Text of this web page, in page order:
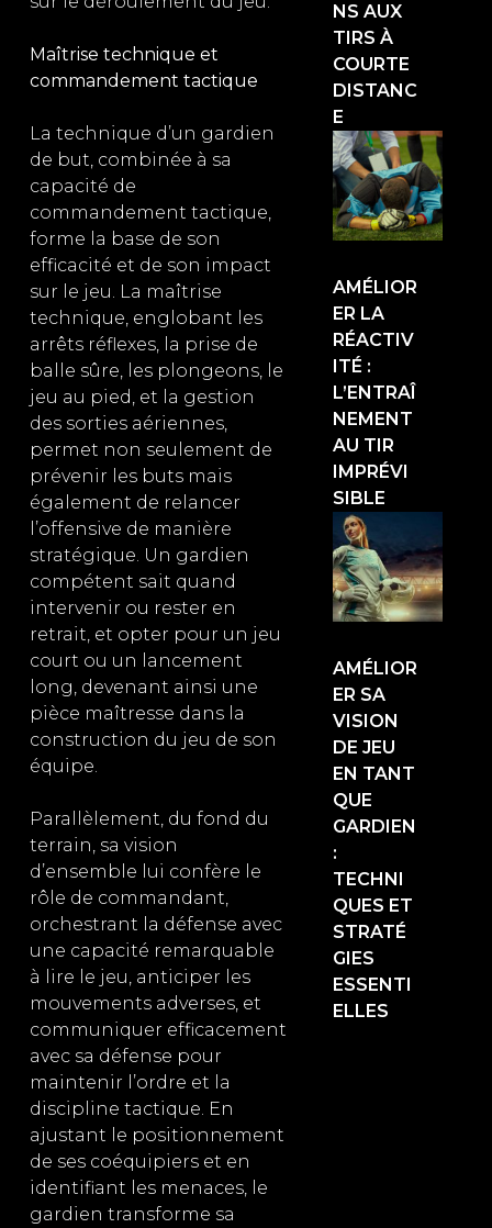
Maîtrise technique et
commandement tactique
La technique d’un gardien
de but, combinée à sa
capacité de
commandement tactique,
forme la base de son
efficacité et de son impact
sur le jeu. La maîtrise
technique, englobant les
arrêts réflexes, la prise de
balle sûre, les plongeons, le
jeu au pied, et la gestion
des sorties aériennes,
permet non seulement de
prévenir les buts mais
également de relancer
l’offensive de manière
stratégique. Un gardien
compétent sait quand
intervenir ou rester en
retrait, et opter pour un jeu
court ou un lancement
long, devenant ainsi une
pièce maîtresse dans la
construction du jeu de son
équipe.
Parallèlement, du fond du
terrain, sa vision
d’ensemble lui confère le
rôle de commandant,
orchestrant la défense avec
une capacité remarquable
à lire le jeu, anticiper les
mouvements adverses, et
communiquer efficacement
avec sa défense pour
maintenir l’ordre et la
discipline tactique. En
ajustant le positionnement
de ses coéquipiers et en
identifiant les menaces, le
gardien transforme sa
NS AUX
TIRS À
COURTE
DISTANC
E
AMÉLIOR
ER LA
RÉACTIV
ITÉ :
L’ENTRAÎ
NEMENT
AU TIR
IMPRÉVI
SIBLE
AMÉLIOR
ER SA
VISION
DE JEU
EN TANT
QUE
GARDIEN
:
TECHNI
QUES ET
STRATÉ
GIES
ESSENTI
ELLES